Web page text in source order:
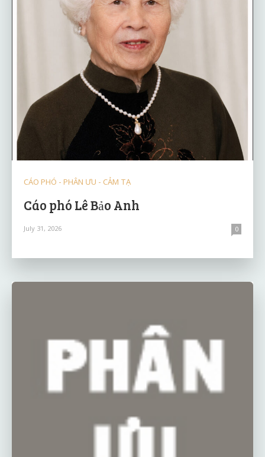
CÁO PHÓ - PHÂN ƯU - CẢM TẠ
Cáo phó Lê Bảo Anh
July 31, 2026 0